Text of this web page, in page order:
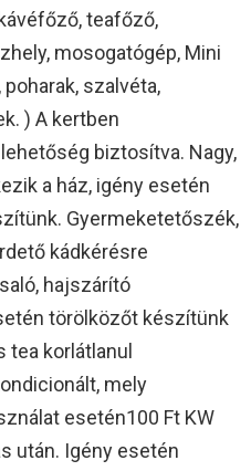
teafőző,
mosogatógép, Mini
szalvéta,
) A kertben
biztosítva. Nagy,
a ház, igény esetén
Gyermeketetőszék,
kádkérésre
hajszárító
törölközőt készítünk
tea korlátlanul
mely
esetén100 Ft KW
után. Igény esetén